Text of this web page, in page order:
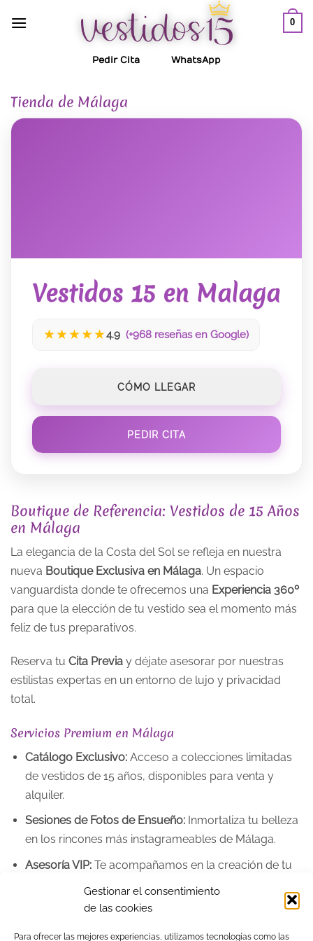
Gestionar el consentimiento
de las cookies
Para ofrecer las mejores experiencias, utilizamos tecnologías como las
0
Pedir Cita WhatsApp
Tienda de Málaga
Vestidos 15 en Malaga
★★★★★4.9 (+968 reseñas en Google)
CÓMO LLEGAR
PEDIR CITA
Boutique de Referencia: Vestidos de 15 Años
en Málaga
La elegancia de la Costa del Sol se refleja en nuestra
nueva Boutique Exclusiva en Málaga. Un espacio
vanguardista donde te ofrecemos una Experiencia 360º
para que la elección de tu vestido sea el momento más
feliz de tus preparativos.
Reserva tu Cita Previa y déjate asesorar por nuestras
estilistas expertas en un entorno de lujo y privacidad
total.
Servicios Premium en Málaga
Catálogo Exclusivo:Acceso a colecciones limitadas
de vestidos de 15 años, disponibles para venta y
alquiler.
Sesiones de Fotos de Ensueño:Inmortaliza tu belleza
en los rincones más instagrameables de Málaga.
Asesoría VIP:Te acompañamos en la creación de tu
imagen completa, de la corona a los zapatos.